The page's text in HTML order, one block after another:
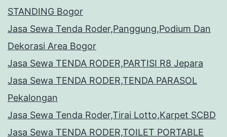
STANDING Bogor
Jasa Sewa Tenda Roder,Panggung,Podium Dan
Dekorasi Area Bogor
Jasa Sewa TENDA RODER,PARTISI R8 Jepara
Jasa Sewa TENDA RODER,TENDA PARASOL
Pekalongan
Jasa Sewa Tenda Roder,Tirai Lotto,Karpet SCBD
Jasa Sewa TENDA RODER,TOILET PORTABLE